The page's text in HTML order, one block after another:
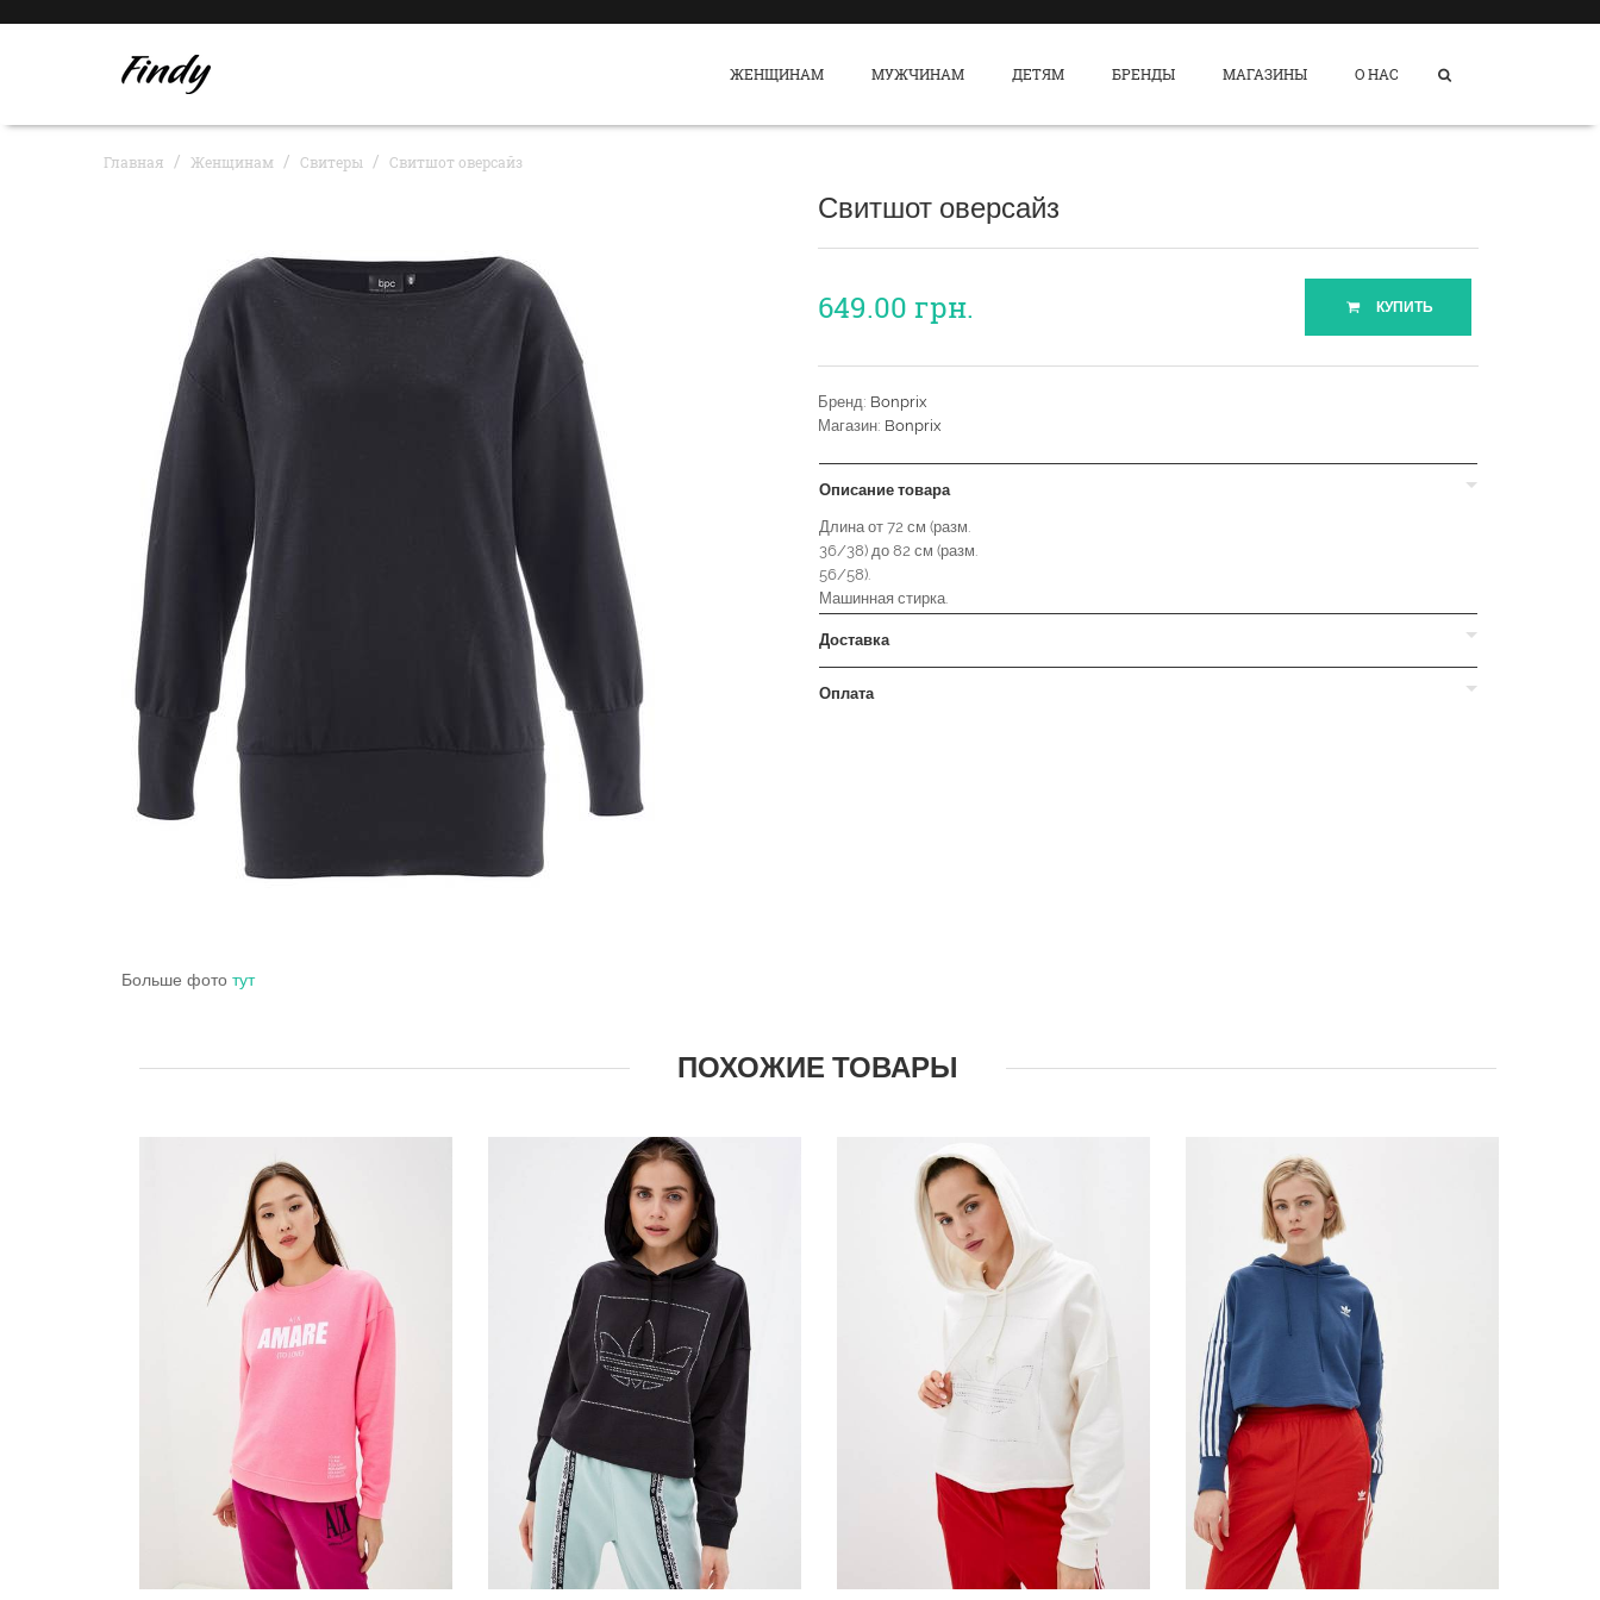
ЖЕНЩИНАМ МУЖЧИНАМ ДЕТЯМ БРЕНДЫ МАГАЗИНЫ О НАС
Главная Женщинам Свитеры Свитшот оверсайз
Больше фото тут
Свитшот оверсайз
649.00 грн. КУПИТЬ
Бренд: Bonprix
Магазин: Bonprix
Описание товара
Длина от 72 см (разм.
36/38) до 82 см (разм.
56/58).
Машинная стирка.
Доставка
Оплата
ПОХОЖИЕ ТОВАРЫ